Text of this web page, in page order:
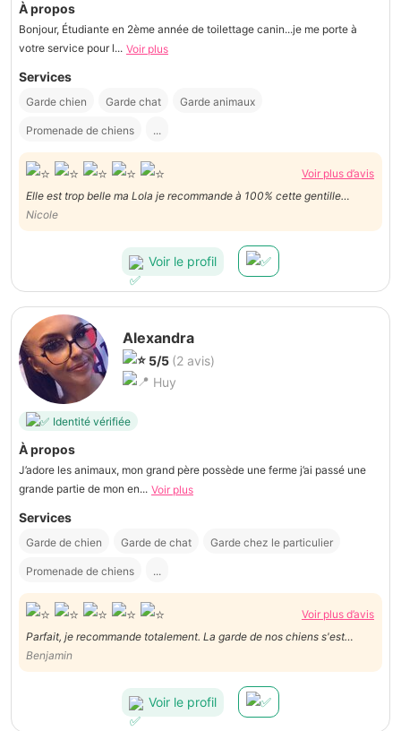
À propos
Bonjour, Étudiante en 2ème année de toilettage canin...je me porte à
votre service pour l... Voir plus
Services
Garde chien Garde chat Garde animaux
Promenade de chiens ...
Voir plus d’avis
Elle est trop belle ma Lola je recommande à 100% cette gentille
personne avec pleins de belles qualités Merci beaucoup !
Nicole
Voir le profil
Alexandra
5/5 (2 avis)
Huy
Identité vérifiée
À propos
J’adore les animaux, mon grand père possède une ferme j’ai passé une
grande partie de mon en... Voir plus
Services
Garde de chien Garde de chat Garde chez le particulier
Promenade de chiens ...
Voir plus d’avis
Parfait, je recommande totalement. La garde de nos chiens s'est
effectuée chez nous directement. Nous avons reçu plein de photos et
les chiens avaient l'air ravi 😊 Un tout grand merci !!
Benjamin
Voir le profil